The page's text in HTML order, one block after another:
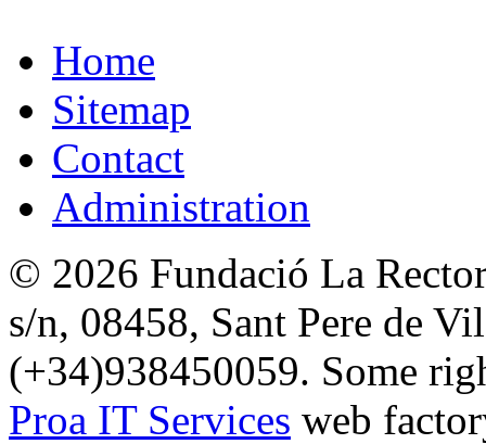
Home
Sitemap
Contact
Administration
© 2026 Fundació La
s/n, 08458, Sant Pere de
(+34)938450059. Some
Proa IT Services web